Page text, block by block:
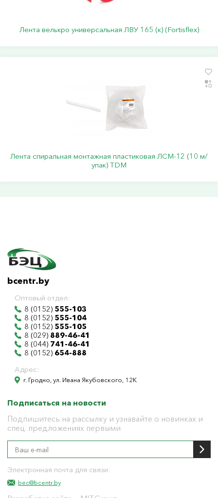
Лента велькро универсальная ЛВУ 165 (к) (Fortisflex)
Лента спиральная монтажная пластиковая ЛСМ-12 (10 м/
упак) TDM
bcentr.by
Оптовый отдел:
8 (0152) 555-103
8 (0152) 555-104
8 (0152) 555-105
8 (029) 889-46-41
8 (044) 741-46-41
8 (0152) 654-888
Адрес:
г. Гродно, ул. Ивана Якубовского, 12К
Подписаться на новости
Подпишитесь на рассылку и узнавайте о новинках и
спец. предложениях первыми
Электронная почта для связи:
bec@bcentr.by